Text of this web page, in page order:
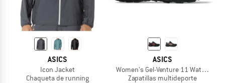
ASICS
Icon Jacket
Chaqueta de running
ASICS
Women's Gel-Venture 11 Waterproof
Zapatillas multideporte